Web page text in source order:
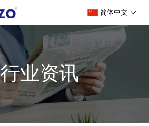
简体中文
行业资讯